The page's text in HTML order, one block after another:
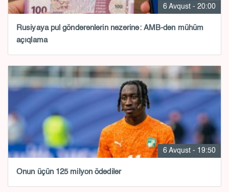
6 Avqust - 20:00
Rusiyaya pul göndərənlərin nəzərinə: AMB-dən mühüm
açıqlama
6 Avqust - 19:50
Onun üçün 125 milyon ödədilər